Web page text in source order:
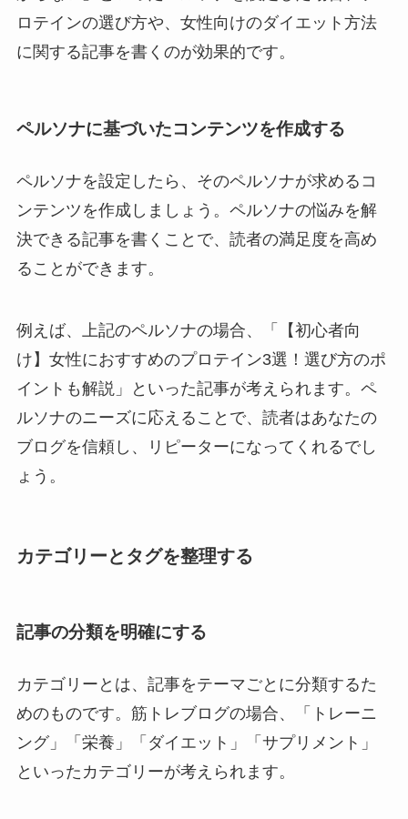
ロテインの選び方や、女性向けのダイエット方法
に関する記事を書くのが効果的です。
ペルソナに基づいたコンテンツを作成する
ペルソナを設定したら、そのペルソナが求めるコ
ンテンツを作成しましょう。ペルソナの悩みを解
決できる記事を書くことで、読者の満足度を高め
ることができます。
例えば、上記のペルソナの場合、「【初心者向
け】女性におすすめのプロテイン3選！選び方のポ
イントも解説」といった記事が考えられます。ペ
ルソナのニーズに応えることで、読者はあなたの
ブログを信頼し、リピーターになってくれるでし
ょう。
カテゴリーとタグを整理する
記事の分類を明確にする
カテゴリーとは、記事をテーマごとに分類するた
めのものです。筋トレブログの場合、「トレーニ
ング」「栄養」「ダイエット」「サプリメント」
といったカテゴリーが考えられます。